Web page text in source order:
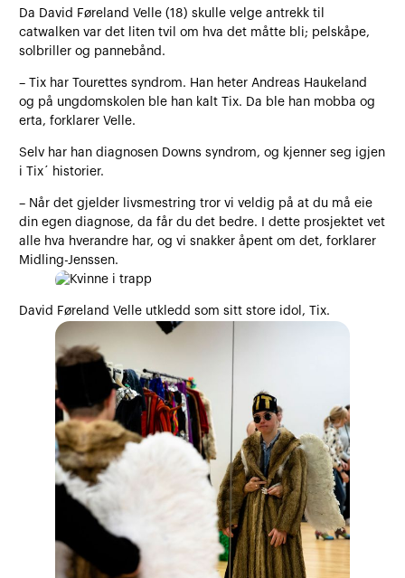
Da David Føreland Velle (18) skulle velge antrekk til
catwalken var det liten tvil om hva det måtte bli; pelskåpe,
solbriller og pannebånd.
– Tix har Tourettes syndrom. Han heter Andreas Haukeland
og på ungdomskolen ble han kalt Tix. Da ble han mobba og
erta, forklarer Velle.
Selv har han diagnosen Downs syndrom, og kjenner seg igjen
i Tix´ historier.
– Når det gjelder livsmestring tror vi veldig på at du må eie
din egen diagnose, da får du det bedre. I dette prosjektet vet
alle hva hverandre har, og vi snakker åpent om det, forklarer
Midling-Jenssen.
David Føreland Velle utkledd som sitt store idol, Tix.